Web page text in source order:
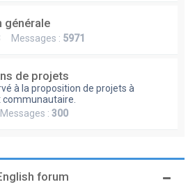
générale
Messages : 5971
de projets
à la proposition de projets à
: 300
forum